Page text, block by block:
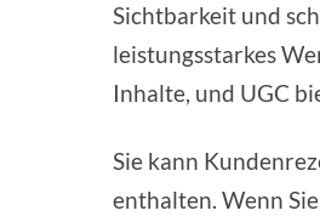
Sichtbarkeit und
leistungsstarkes
Inhalte, und UGC
Sie kann
enthalten. Wenn